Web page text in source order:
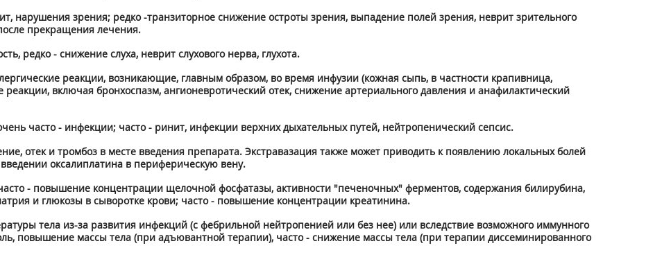
нарушения зрения; редко -транзиторное снижение остроты зрения, выпадение полей зрения, неврит зрительного
прекращения лечения.
редко - снижение слуха, неврит слухового нерва, глухота.
реакции, возникающие, главным образом, во время инфузии (кожная сыпь, в частности крапивница,
включая бронхоспазм, ангионевротический отек, снижение артериального давления и анафилактический
часто - инфекции; часто - ринит, инфекции верхних дыхательных путей, нейтропенический сепсис.
отек и тромбоз в месте введения препарата. Экстравазация также может приводить к появлению локальных болей
оксалиплатина в периферическую вену.
- повышение концентрации щелочной фосфатазы, активности "печеночных" ферментов, содержания билирубина,
и глюкозы в сыворотке крови; часто - повышение концентрации креатинина.
тела из-за развития инфекций (с фебрильной нейтропенией или без нее) или вследствие возможного иммунного
повышение массы тела (при адъювантной терапии), часто - снижение массы тела (при терапии диссеминированного